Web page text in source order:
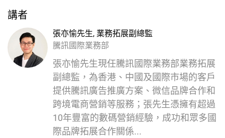
講者
張亦愉先生, 業務拓展副總監
騰訊國際業務部
張亦愉先生現任騰訊國際業務部業務拓展
副總監，為香港、中國及國際市場的客戶
提供騰訊廣告推廣方案、微信品牌合作和
跨境電商營銷等服務；張先生憑擁有超過
10年豐富的數碼營銷經驗，成功和眾多國
際品牌拓展合作關係...